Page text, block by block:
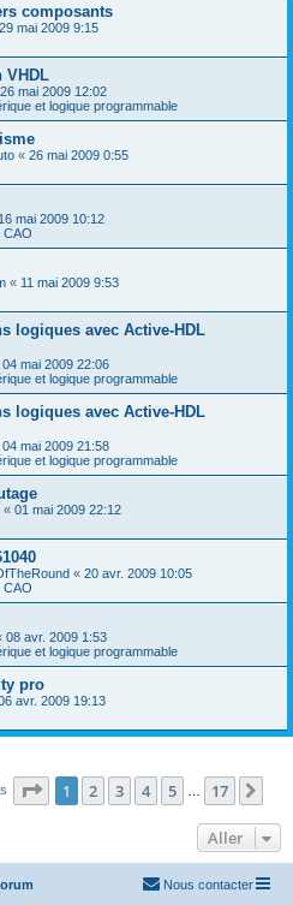
composants
29 mai 2009 9:15
VHDL
26 mai 2009 12:02
et logique programmable
« 26 mai 2009 0:55
16 mai 2009 10:12
CAO
« 11 mai 2009 9:53
logiques avec Active-HDL
04 mai 2009 22:06
et logique programmable
logiques avec Active-HDL
04 mai 2009 21:58
et logique programmable
« 01 mai 2009 22:12
« 20 avr. 2009 10:05
CAO
08 avr. 2009 1:53
et logique programmable
pro
avr. 2009 19:13
Page 1sur17
1 2 3 4 5 17
Aller
Nous contacter